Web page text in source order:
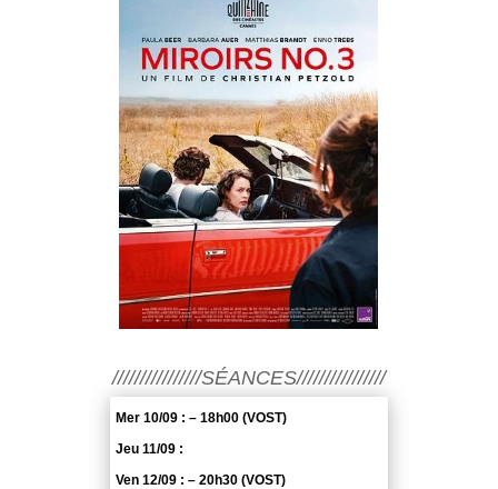
////////////////SÉANCES////////////////
Mer 10/09 : – 18h00 (VOST)
Jeu 11/09 :
Ven 12/09 : – 20h30 (VOST)